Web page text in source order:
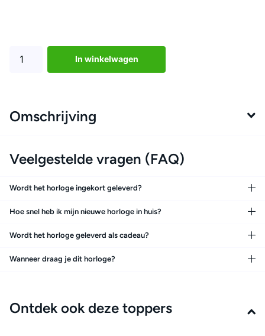
In winkelwagen
Omschrijving
Veelgestelde vragen (FAQ)
Wordt het horloge ingekort geleverd?
Hoe snel heb ik mijn nieuwe horloge in huis?
Wordt het horloge geleverd als cadeau?
Wanneer draag je dit horloge?
Ontdek ook deze toppers